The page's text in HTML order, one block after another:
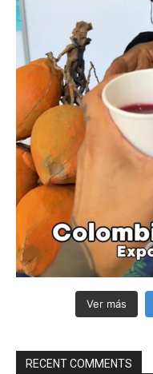
Ver más
RECENT COMMENTS